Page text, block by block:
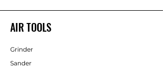
AIR TOOLS
Grinder
Sander